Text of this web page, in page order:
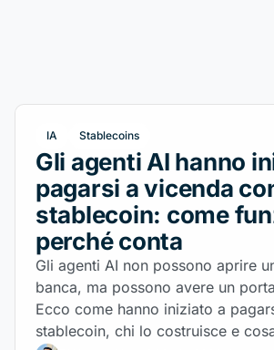
IA Stablecoins
Gli agenti AI hanno
pagarsi a vicenda
stablecoin: come
perché conta
Gli agenti AI non possono aprire
banca, ma possono avere un
Ecco come hanno iniziato a
stablecoin, chi lo costruisce e